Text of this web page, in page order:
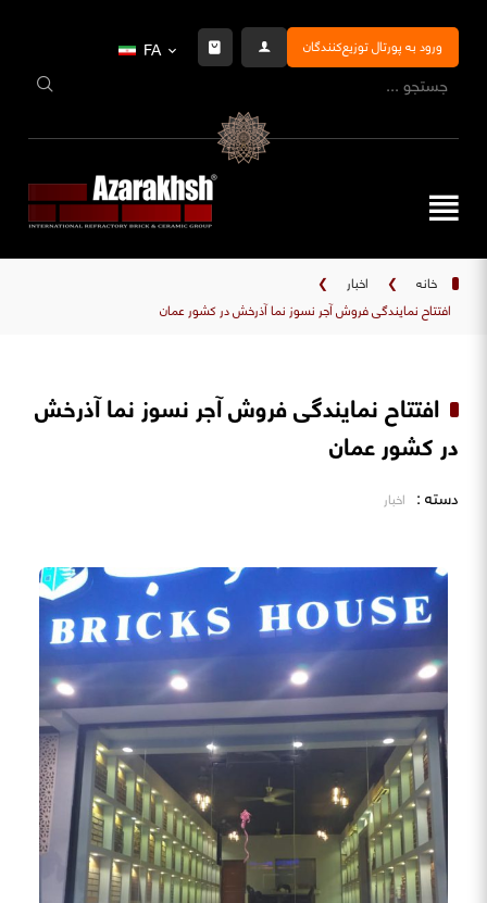
ورود به پورتال توزیع‌کنندگان FA
خانه ❯ اخبار
❯
افتتاح نمایندگی فروش آجر نسوز نما آذرخش در کشور عمان
افتتاح نمایندگی فروش آجر نسوز نما آذرخش
در کشور عمان
دسته : اخبار